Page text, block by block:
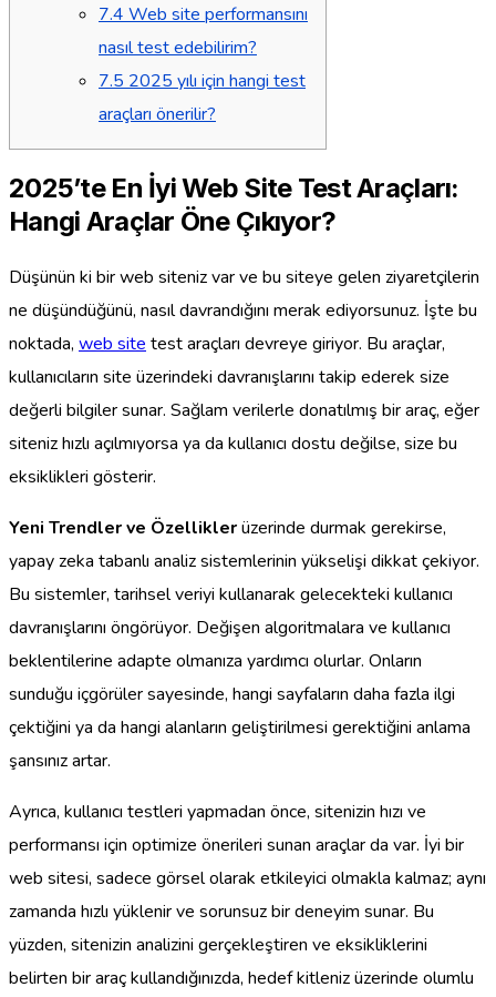
7.4 Web site performansını
nasıl test edebilirim?
7.5 2025 yılı için hangi test
araçları önerilir?
2025’te En İyi Web Site Test Araçları:
Hangi Araçlar Öne Çıkıyor?
Düşünün ki bir web siteniz var ve bu siteye gelen ziyaretçilerin
ne düşündüğünü, nasıl davrandığını merak ediyorsunuz. İşte bu
noktada, web site test araçları devreye giriyor. Bu araçlar,
kullanıcıların site üzerindeki davranışlarını takip ederek size
değerli bilgiler sunar. Sağlam verilerle donatılmış bir araç, eğer
siteniz hızlı açılmıyorsa ya da kullanıcı dostu değilse, size bu
eksiklikleri gösterir.
Yeni Trendler ve Özelliklerüzerinde durmak gerekirse,
yapay zeka tabanlı analiz sistemlerinin yükselişi dikkat çekiyor.
Bu sistemler, tarihsel veriyi kullanarak gelecekteki kullanıcı
davranışlarını öngörüyor. Değişen algoritmalara ve kullanıcı
beklentilerine adapte olmanıza yardımcı olurlar. Onların
sunduğu içgörüler sayesinde, hangi sayfaların daha fazla ilgi
çektiğini ya da hangi alanların geliştirilmesi gerektiğini anlama
şansınız artar.
Ayrıca, kullanıcı testleri yapmadan önce, sitenizin hızı ve
performansı için optimize önerileri sunan araçlar da var. İyi bir
web sitesi, sadece görsel olarak etkileyici olmakla kalmaz; aynı
zamanda hızlı yüklenir ve sorunsuz bir deneyim sunar. Bu
yüzden, sitenizin analizini gerçekleştiren ve eksikliklerini
belirten bir araç kullandığınızda, hedef kitleniz üzerinde olumlu